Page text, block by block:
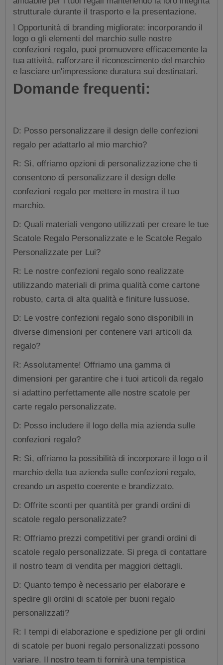
strutturale durante il trasporto e la presentazione.
l Opportunità di branding migliorate: incorporando il
logo o gli elementi del marchio sulle nostre
confezioni regalo, puoi promuovere efficacemente la
tua attività, rafforzare il riconoscimento del marchio
e lasciare un'impressione duratura sui destinatari.
Domande frequenti:
D: Posso personalizzare il design delle confezioni
regalo per adattarlo al mio marchio?
R: Sì, offriamo opzioni di personalizzazione che ti
consentono di personalizzare il design delle
confezioni regalo per mettere in mostra il tuo
marchio.
D: Quali materiali vengono utilizzati per creare le tue
Scatole Regalo Personalizzate e le Scatole Regalo
Personalizzate per Lui?
R: Le nostre confezioni regalo sono realizzate
utilizzando materiali di prima qualità come cartone
robusto, carta di alta qualità e finiture lussuose.
D: Le vostre confezioni regalo sono disponibili in
diverse dimensioni per contenere vari articoli da
regalo?
R: Assolutamente! Offriamo una gamma di
dimensioni per garantire che i tuoi articoli da regalo
si adattino perfettamente alle nostre scatole per
carte regalo personalizzate.
D: Posso includere il logo della mia azienda sulle
confezioni regalo?
R: Sì, offriamo la possibilità di incorporare il logo o il
marchio della tua azienda sulle confezioni regalo,
creando un aspetto coerente e brandizzato.
D: Offrite sconti per quantità per grandi ordini di
scatole regalo personalizzate?
R: Offriamo prezzi competitivi per grandi ordini di
scatole regalo personalizzate. Si prega di contattare
il nostro team di vendita per maggiori dettagli.
D: Quanto tempo è necessario per elaborare e
spedire gli ordini di scatole per buoni regalo
personalizzati?
R: I tempi di elaborazione e spedizione per gli ordini
di scatole per buoni regalo personalizzati possono
variare. Il nostro team ti fornirà una tempistica